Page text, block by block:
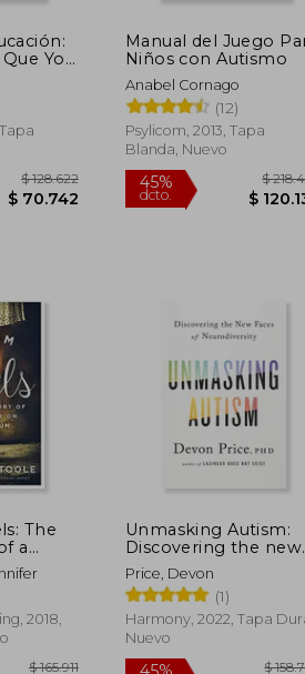
Yo
Manual del Juego
Niños con Autismo
Anabel Cornago
(12)
Psylicom, 2013, Tapa
Blanda, Nuevo
The
a
the
2018,
Unmasking Autism:
Discovering the new
Faces of
Neurodiversity (en
Inglés)
Price, Devon
(1)
Harmony, 2022, Tapa
Nuevo